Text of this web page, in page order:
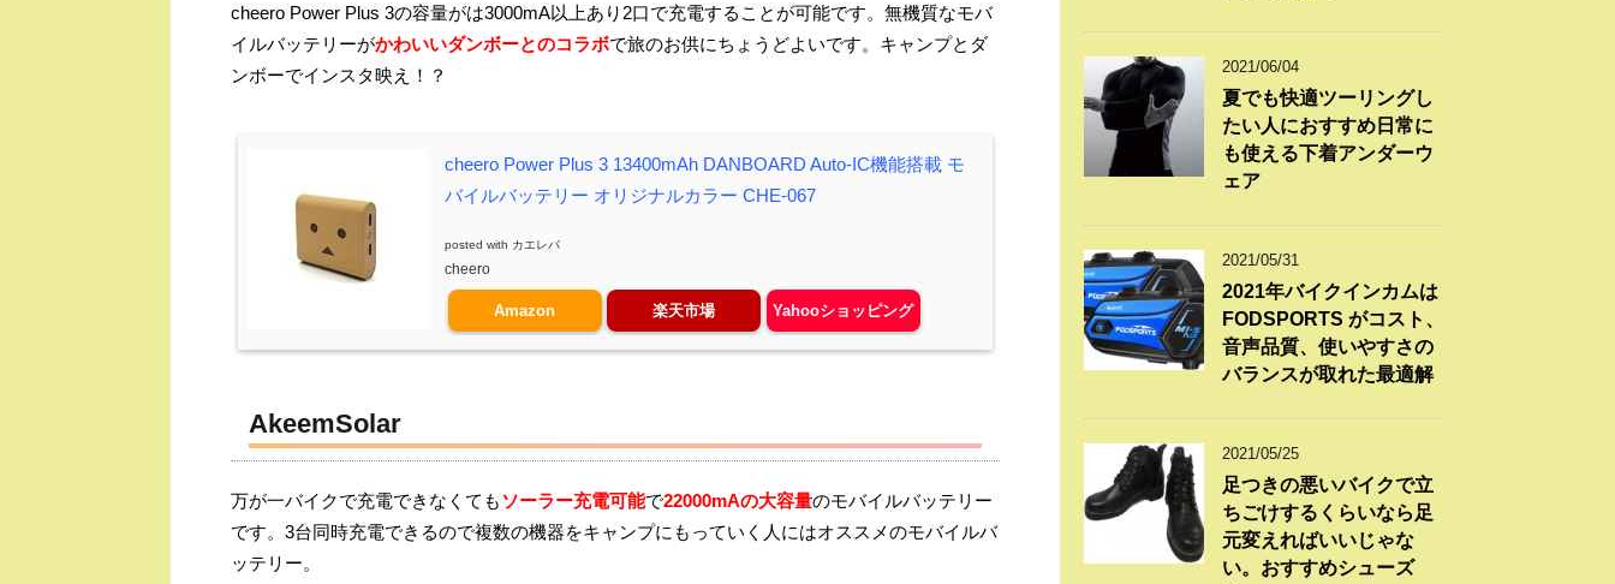
cheero Power Plus 3の容量がは3000mA以上あり2口で充電することが可能です。無機質なモバ
イルバッテリーがかわいいダンボーとのコラボで旅のお供にちょうどよいです。キャンプとダ
ンボーでインスタ映え！？
cheero Power Plus 3 13400mAh DANBOARD Auto-IC機能搭載 モ
バイルバッテリー オリジナルカラー CHE-067
posted with カエレバ
cheero
Amazon 楽天市場 Yahooショッピング
AkeemSolar
万が一バイクで充電できなくてもソーラー充電可能で22000mAの大容量のモバイルバッテリー
です。3台同時充電できるので複数の機器をキャンプにもっていく人にはオススメのモバイルバ
ッテリー。
2021/06/04
夏でも快適ツーリングし
たい人におすすめ日常に
も使える下着アンダーウ
ェア
2021/05/31
2021年バイクインカムは
FODSPORTS がコスト、
音声品質、使いやすさの
バランスが取れた最適解
2021/05/25
足つきの悪いバイクで立
ちごけするくらいなら足
元変えればいいじゃな
い。おすすめシューズ